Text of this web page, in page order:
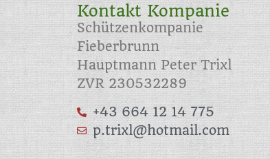
Kontakt Kompanie
Schützenkompanie
Fieberbrunn
Hauptmann Peter Trixl
ZVR 230532289
+43 664 12 14 775
p.trixl@hotmail.com